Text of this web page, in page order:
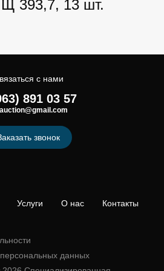
393,7, 13 шт.
Услуги О нас Контакты
данных
с нами
891 03 57
звонок